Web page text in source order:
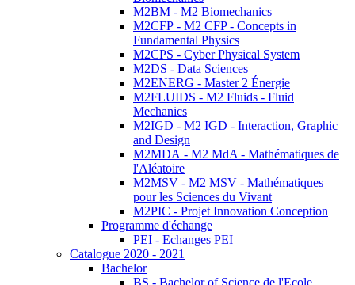
M2BM - M2 Biomechanics
M2CFP - M2 CFP - Concepts in
Fundamental Physics
M2CPS - Cyber Physical System
M2DS - Data Sciences
M2ENERG - Master 2 Énergie
M2FLUIDS - M2 Fluids - Fluid
Mechanics
M2IGD - M2 IGD - Interaction, Graphic
and Design
M2MDA - M2 MdA - Mathématiques de
l'Aléatoire
M2MSV - M2 MSV - Mathématiques
pour les Sciences du Vivant
M2PIC - Projet Innovation Conception
Programme d'échange
PEI - Echanges PEI
Catalogue 2020 - 2021
Bachelor
BS - Bachelor of Science de l'Ecole